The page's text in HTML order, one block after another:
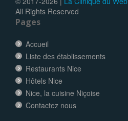
All Rights Reserved
Pages
Accueil
Liste des établissements
Restaurants Nice
Hôtels Nice
Nice, la cuisine Niçoise
Contactez nous